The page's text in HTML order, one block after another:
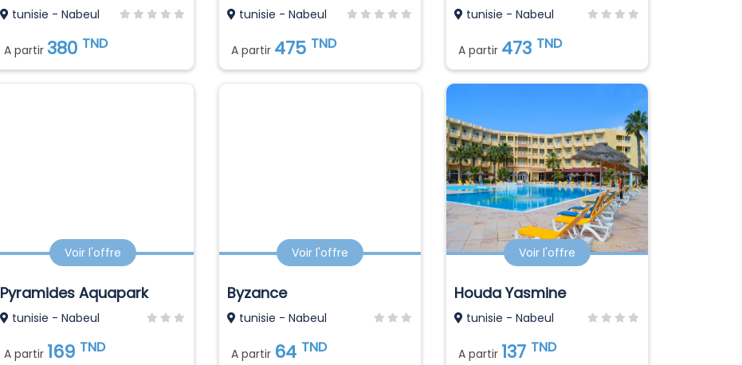
tunisie - Nabeul
A partir 380 TND
tunisie - Nabeul
A partir 475 TND
tunisie - Nabeul
A partir 473 TND
Voir l'offre
Pyramides Aquapark
tunisie - Nabeul
A partir 169 TND
Voir l'offre
Byzance
tunisie - Nabeul
A partir 64 TND
Voir l'offre
Houda Yasmine
tunisie - Nabeul
A partir 137 TND